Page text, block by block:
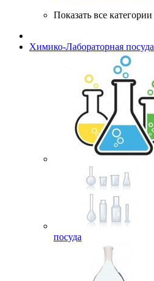
Показать все категории
Химико-Лабораторная посуда
посуда